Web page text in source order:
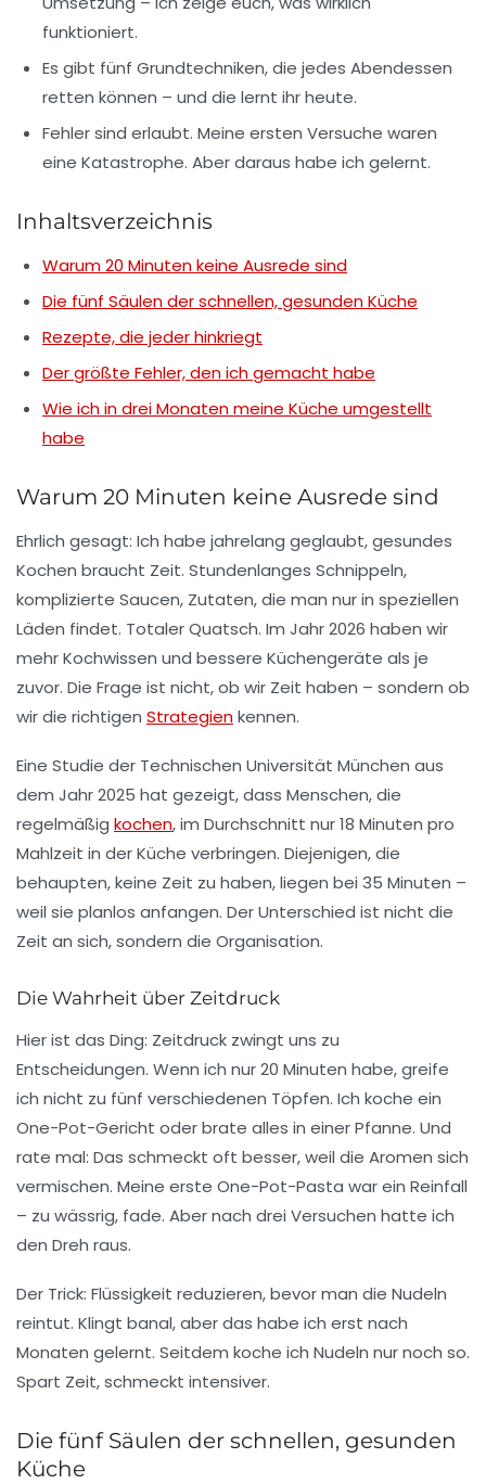
funktioniert.
Es gibt fünf Grundtechniken, die jedes Abendessen
retten können – und die lernt ihr heute.
Fehler sind erlaubt. Meine ersten Versuche waren
eine Katastrophe. Aber daraus habe ich gelernt.
Inhaltsverzeichnis
Warum 20 Minuten keine Ausrede sind
Die fünf Säulen der schnellen, gesunden Küche
Rezepte, die jeder hinkriegt
Der größte Fehler, den ich gemacht habe
Wie ich in drei Monaten meine Küche umgestellt
habe
Warum 20 Minuten keine Ausrede sind
Ehrlich gesagt: Ich habe jahrelang geglaubt, gesundes
Kochen braucht Zeit. Stundenlanges Schnippeln,
komplizierte Saucen, Zutaten, die man nur in speziellen
Läden findet. Totaler Quatsch. Im Jahr 2026 haben wir
mehr Kochwissen und bessere Küchengeräte als je
zuvor. Die Frage ist nicht, ob wir Zeit haben – sondern ob
wir die richtigen Strategienkennen.
Eine Studie der Technischen Universität München aus
dem Jahr 2025 hat gezeigt, dass Menschen, die
regelmäßig kochen, im Durchschnitt nur 18 Minuten pro
Mahlzeit in der Küche verbringen. Diejenigen, die
behaupten, keine Zeit zu haben, liegen bei 35 Minuten –
weil sie planlos anfangen. Der Unterschied ist nicht die
Zeit an sich, sondern die Organisation.
Die Wahrheit über Zeitdruck
Hier ist das Ding: Zeitdruck zwingt uns zu
Entscheidungen. Wenn ich nur 20 Minuten habe, greife
ich nicht zu fünf verschiedenen Töpfen. Ich koche ein
One-Pot-Gericht oder brate alles in einer Pfanne. Und
rate mal: Das schmeckt oft besser, weil die Aromen sich
vermischen. Meine erste One-Pot-Pasta war ein Reinfall
– zu wässrig, fade. Aber nach drei Versuchen hatte ich
den Dreh raus.
Der Trick: Flüssigkeit reduzieren, bevor man die Nudeln
reintut. Klingt banal, aber das habe ich erst nach
Monaten gelernt. Seitdem koche ich Nudeln nur noch so.
Spart Zeit, schmeckt intensiver.
Die fünf Säulen der schnellen, gesunden
Küche